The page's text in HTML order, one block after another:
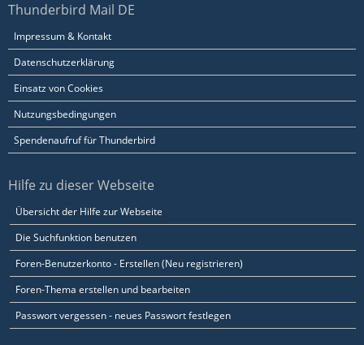
Thunderbird Mail DE
Impressum & Kontakt
Datenschutzerklärung
Einsatz von Cookies
Nutzungsbedingungen
Spendenaufruf für Thunderbird
Hilfe zu dieser Webseite
Übersicht der Hilfe zur Webseite
Die Suchfunktion benutzen
Foren-Benutzerkonto - Erstellen (Neu registrieren)
Foren-Thema erstellen und bearbeiten
Passwort vergessen - neues Passwort festlegen